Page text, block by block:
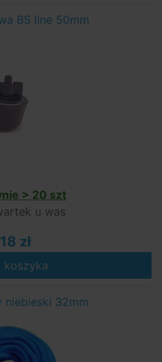
BS line 50mm
> 20 szt
u was
zł
koszyka
niebieski 32mm